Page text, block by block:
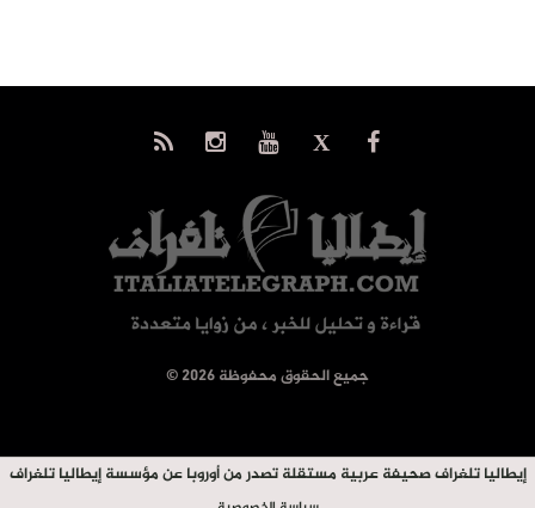
© جميع الحقوق محفوظة 2026
إيطاليا تلغراف صحيفة عربية مستقلة تصدر من أوروبا عن مؤسسة إيطاليا تلغراف